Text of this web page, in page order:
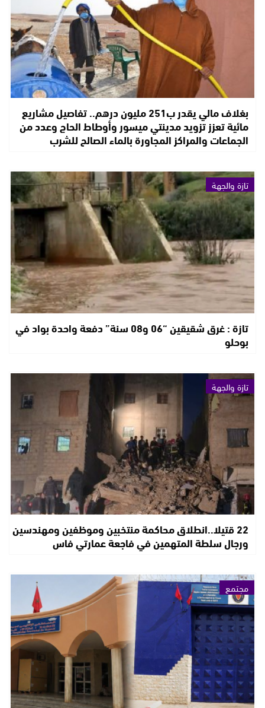
بغلاف مالي يقدر ب251 مليون درهم.. تفاصيل مشاريع
مائية تعزز تزويد مدينتي ميسور وأوطاط الحاج وعدد من
الجماعات والمراكز المجاورة بالماء الصالح للشرب
تازة والجهة
تازة : غرق شقيقين “06 و08 سنة” دفعة واحدة بواد في
بوحلو
تازة والجهة
22 قتيلا..انطلاق محاكمة منتخبين وموظفين ومهندسين
ورجال سلطة المتهمين في فاجعة عمارتي فاس
مجتمع